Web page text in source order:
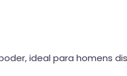
ideal para homens